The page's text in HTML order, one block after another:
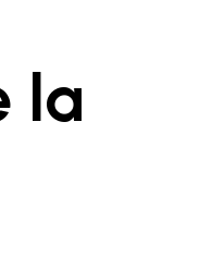
la